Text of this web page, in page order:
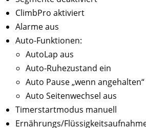
ClimbPro aktiviert
Alarme aus
Auto-Funktionen:
AutoLap aus
Auto-Ruhezustand ein
Auto Pause „wenn angehalten“
Auto Seitenwechsel aus
Timerstartmodus manuell
Ernährungs/